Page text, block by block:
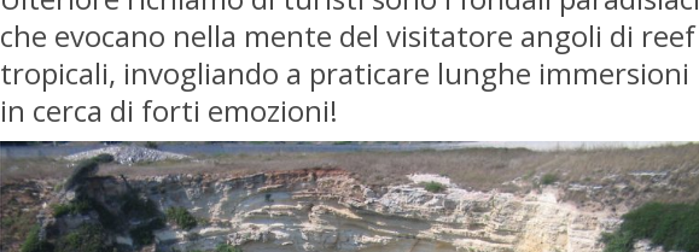
che evocano nella mente del visitatore angoli di reef
tropicali, invogliando a praticare lunghe immersioni
in cerca di forti emozioni!